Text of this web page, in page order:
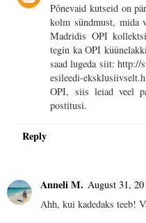
Põnevaid kutseid on
kolm sündmust, mida
Madridis OPI
tegin ka OPI
saad lugeda siit: http://
esileedi-
OPI, siis leiad veel
postitusi.
Reply
Anneli M. August 31,
Ahh, kui kadedaks teeb!